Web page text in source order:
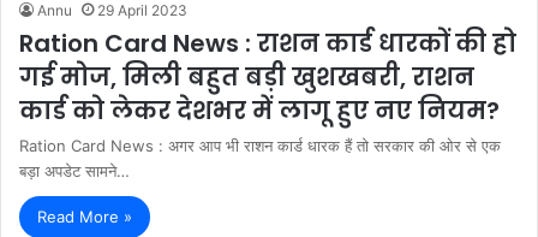
Annu 29 April 2023
Ration Card News : राशन कार्ड धारकों की हो
गई मोज, मिली बहुत बड़ी खुशखबरी, राशन
कार्ड को लेकर देशभर में लागू हुए नए नियम?
Ration Card News : अगर आप भी राशन कार्ड धारक हैं तो सरकार की ओर से एक
बड़ा अपडेट सामने…
Read More »